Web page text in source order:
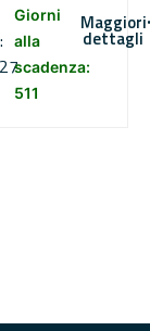
:
Giorni
alla
scadenza:
511
Maggiori
dettagli